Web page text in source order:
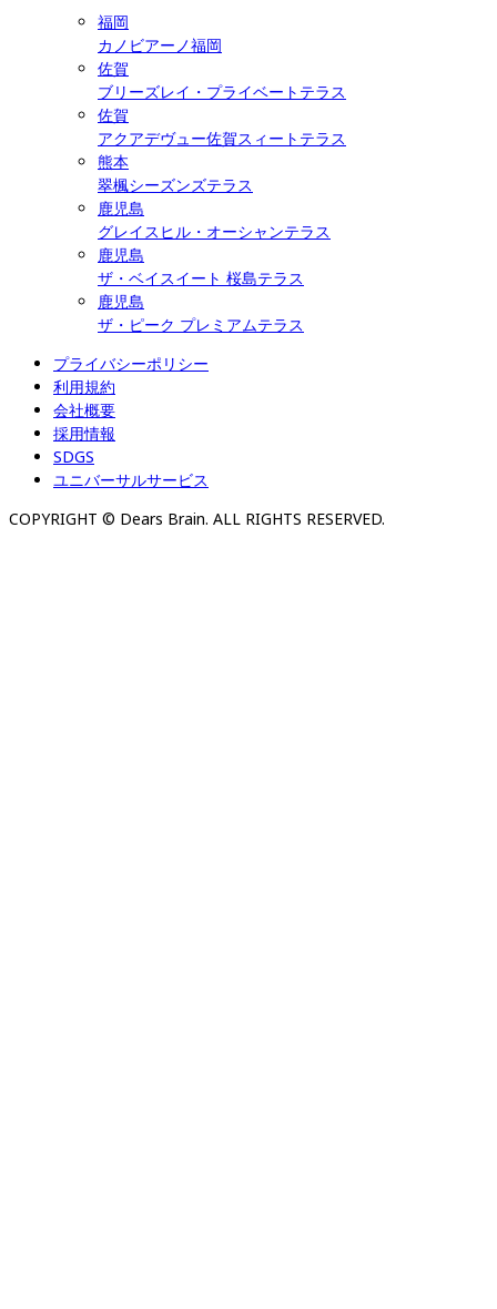
福岡
カノビアーノ福岡
佐賀
ブリーズレイ・プライベートテラス
佐賀
アクアデヴュー佐賀スィートテラス
熊本
翠楓シーズンズテラス
鹿児島
グレイスヒル・オーシャンテラス
鹿児島
ザ・ベイスイート 桜島テラス
鹿児島
ザ・ピーク プレミアムテラス
プライバシーポリシー
利用規約
会社概要
採用情報
SDGS
ユニバーサルサービス
COPYRIGHT © Dears Brain. ALL RIGHTS RESERVED.